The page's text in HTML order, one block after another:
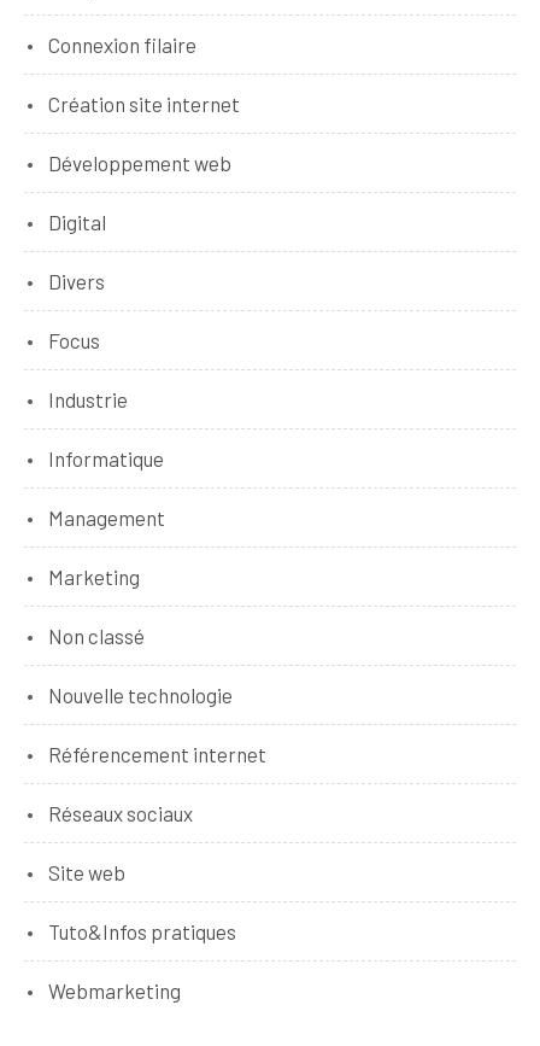
Connexion filaire
Création site internet
Développement web
Digital
Divers
Focus
Industrie
Informatique
Management
Marketing
Non classé
Nouvelle technologie
Référencement internet
Réseaux sociaux
Site web
Tuto&Infos pratiques
Webmarketing